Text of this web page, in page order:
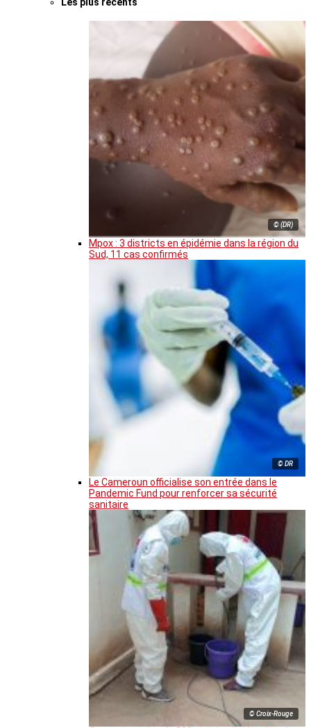
Les plus récents
© (DR)
Mpox : 3 districts en épidémie dans la région du
Sud, 11 cas confirmés
© DR
Le Cameroun officialise son entrée dans le
Pandemic Fund pour renforcer sa sécurité
sanitaire
© Croix-Rouge